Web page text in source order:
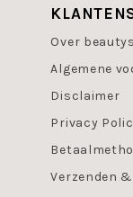
Oil
Dit zeggen
80
Over
Algemene
Disclaimer
Privacy
Verzenden